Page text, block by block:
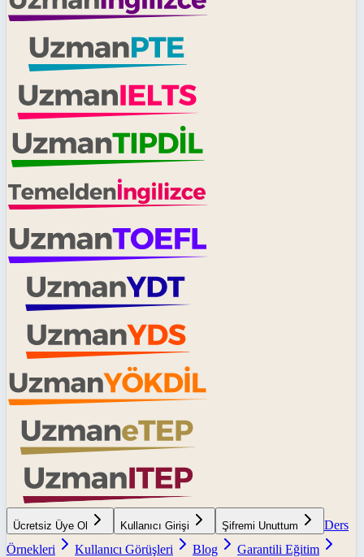
Ücretsiz Üye Ol Kullanıcı Girişi Şifremi Unuttum
Ders
Örnekleri
Kullanıcı Görüşleri Blog
Garantili Eğitim